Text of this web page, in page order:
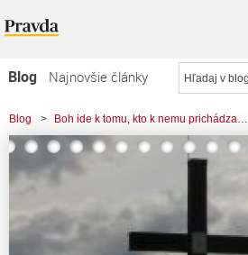
Blog
Najnovšie články
Najčítanejšie články
Najkomentovanejšie články
Zoznam blogov
Komerčné blogy
Blog > Boh ide k tomu, kto k nemu prichádza…